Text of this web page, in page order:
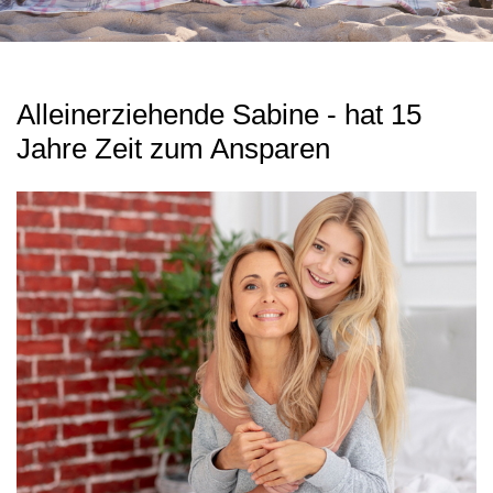
Alleinerziehende Sabine - hat 15
Jahre Zeit zum Ansparen